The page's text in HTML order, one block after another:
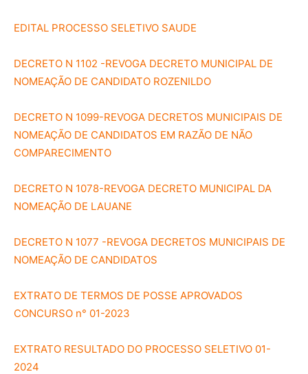
EDITAL PROCESSO SELETIVO SAUDE
DECRETO N 1102 -REVOGA DECRETO MUNICIPAL DE
NOMEAÇÃO DE CANDIDATO ROZENILDO
DECRETO N 1099-REVOGA DECRETOS MUNICIPAIS DE
NOMEAÇÃO DE CANDIDATOS EM RAZÃO DE NÃO
COMPARECIMENTO
DECRETO N 1078-REVOGA DECRETO MUNICIPAL DA
NOMEAÇÃO DE LAUANE
DECRETO N 1077 -REVOGA DECRETOS MUNICIPAIS DE
NOMEAÇÃO DE CANDIDATOS
EXTRATO DE TERMOS DE POSSE APROVADOS
CONCURSO n° 01-2023
EXTRATO RESULTADO DO PROCESSO SELETIVO 01-
2024